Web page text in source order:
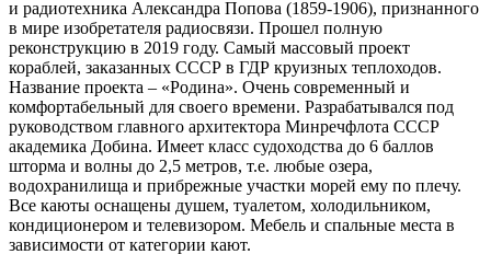
и радиотехника Александра Попова (1859-1906), признанного
в мире изобретателя радиосвязи. Прошел полную
реконструкцию в 2019 году. Самый массовый проект
кораблей, заказанных СССР в ГДР круизных теплоходов.
Название проекта – «Родина». Очень современный и
комфортабельный для своего времени. Разрабатывался под
руководством главного архитектора Минречфлота СССР
академика Добина. Имеет класс судоходства до 6 баллов
шторма и волны до 2,5 метров, т.е. любые озера,
водохранилища и прибрежные участки морей ему по плечу.
Все каюты оснащены душем, туалетом, холодильником,
кондиционером и телевизором. Мебель и спальные места в
зависимости от категории кают.